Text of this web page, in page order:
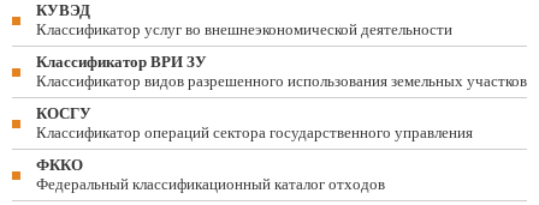
КУВЭД
Классификатор услуг во внешнеэкономической деятельности
Классификатор ВРИ ЗУ
Классификатор видов разрешенного использования земельных участков
КОСГУ
Классификатор операций сектора государственного управления
ФККО
Федеральный классификационный каталог отходов